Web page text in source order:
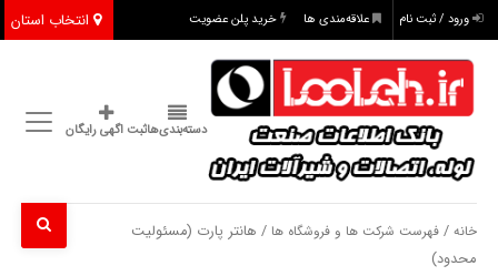
انتخاب استان ورود / ثبت نام علاقه‌مندی ها خرید پلن عضویت
دسته‌بندی‌هاثبت اگهی رایگان
خانه /فهرست شرکت ها و فروشگاه ها / هانتر پارت (مسئولیت
محدود)